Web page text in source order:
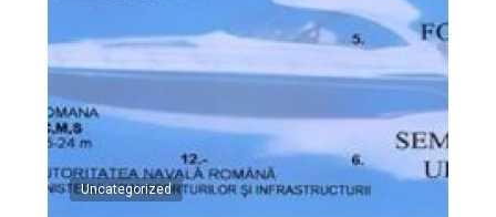
Uncategorized